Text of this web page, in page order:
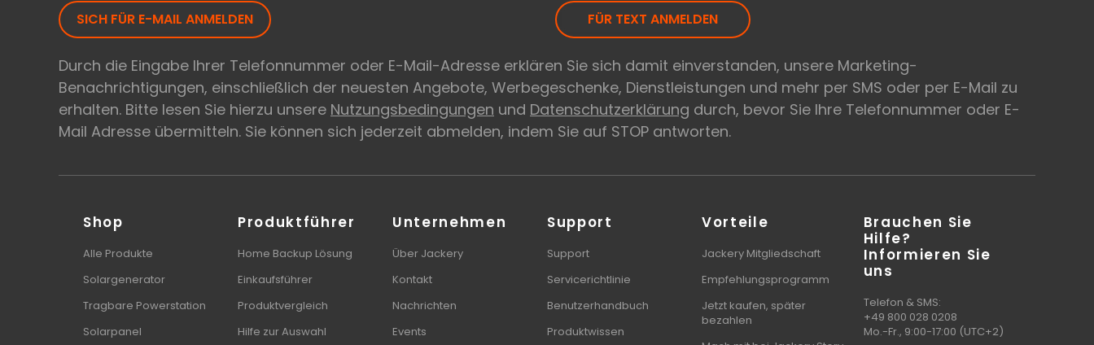
SICH FÜR E-MAIL ANMELDEN FÜR TEXT ANMELDEN
Durch die Eingabe Ihrer Telefonnummer oder E-Mail-Adresse erklären Sie sich damit einverstanden, unsere Marketing-
Benachrichtigungen, einschließlich der neuesten Angebote, Werbegeschenke, Dienstleistungen und mehr per SMS oder per E-Mail zu
erhalten. Bitte lesen Sie hierzu unsere Nutzungsbedingungen und Datenschutzerklärung durch, bevor Sie Ihre Telefonnummer oder E-
Mail Adresse übermitteln. Sie können sich jederzeit abmelden, indem Sie auf STOP antworten.
Shop
Alle Produkte
Solargenerator
Tragbare Powerstation
Solarpanel
Produktführer
Home Backup Lösung
Einkaufsführer
Produktvergleich
Hilfe zur Auswahl
Unternehmen
Über Jackery
Kontakt
Nachrichten
Events
Support
Support
Servicerichtlinie
Benutzerhandbuch
Produktwissen
Vorteile
Jackery Mitgliedschaft
Empfehlungsprogramm
Jetzt kaufen, später
bezahlen
Brauchen Sie
Hilfe?
Informieren Sie
uns
Telefon & SMS:
+49 800 028 0208
Mo.-Fr., 9:00-17:00 (UTC+2)